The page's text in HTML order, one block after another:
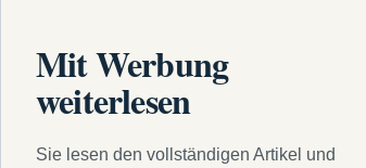
Mit Werbung
weiterlesen
Sie lesen den vollständigen Artikel und